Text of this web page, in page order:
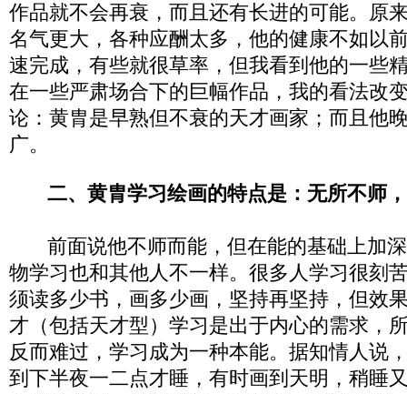
作品就不会再衰，而且还有长进的可能。原
名气更大，各种应酬太多，他的健康不如以
速完成，有些就很草率，但我看到他的一些
在一些严肃场合下的巨幅作品，我的看法改
论：黄胄是早熟但不衰的天才画家；而且他
广。
二、黄胄学习绘画的特点是：无所不师
前面说他不师而能，但在能的基础上加深
物学习也和其他人不一样。很多人学习很刻
须读多少书，画多少画，坚持再坚持，但效
才（包括天才型）学习是出于内心的需求，
反而难过，学习成为一种本能。据知情人说
到下半夜一二点才睡，有时画到天明，稍睡